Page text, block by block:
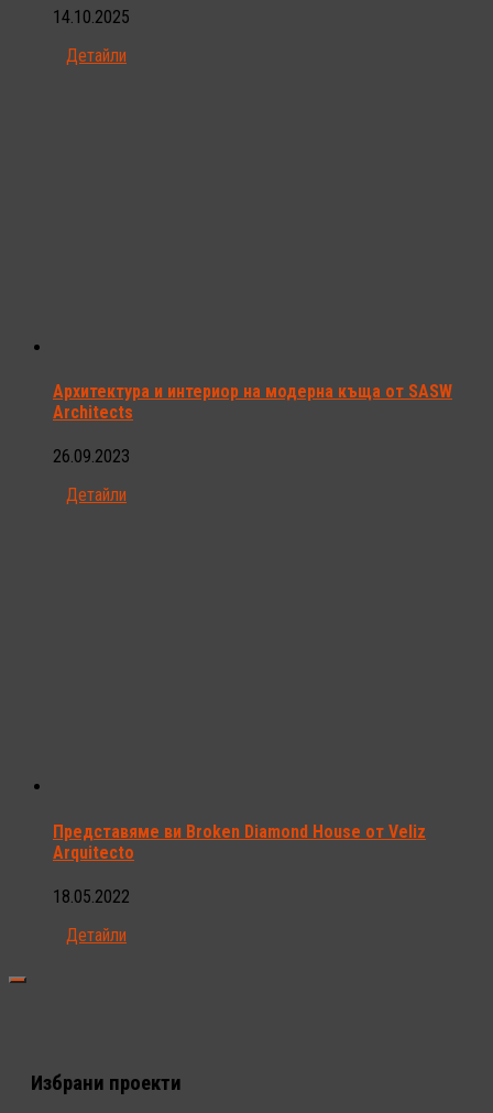
14.10.2025
Детайли
Архитектура и интериор на модерна къща от SASW
Architects
26.09.2023
Детайли
Представяме ви Broken Diamond House от Veliz
Arquitecto
18.05.2022
Детайли
Избрани проекти